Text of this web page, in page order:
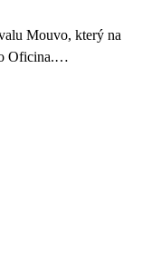
Mouvo, který na
Oficina.…